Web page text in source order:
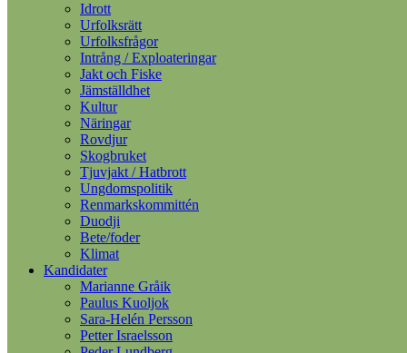
Idrott
Urfolksrätt
Urfolksfrågor
Intrång / Exploateringar
Jakt och Fiske
Jämställdhet
Kultur
Näringar
Rovdjur
Skogbruket
Tjuvjakt / Hatbrott
Ungdomspolitik
Renmarkskommittén
Duodji
Bete/foder
Klimat
Kandidater
Marianne Gråik
Paulus Kuoljok
Sara-Helén Persson
Petter Israelsson